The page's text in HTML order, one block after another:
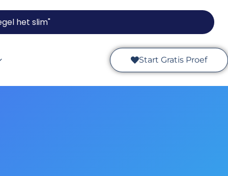
het slim"
Start Gratis Proef